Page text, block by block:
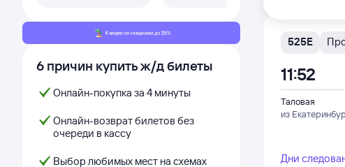
6 причин купить ж/д билеты
Онлайн-покупка за 4 минуты
Онлайн-возврат билетов без
очереди в кассу
Выбор любимых мест на схемах
525Е
Таловая
из
11:52
Дни